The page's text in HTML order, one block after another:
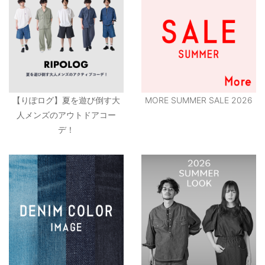
【りぽログ】夏を遊び倒す大
人メンズのアウトドアコー
デ！
MORE SUMMER SALE 2026